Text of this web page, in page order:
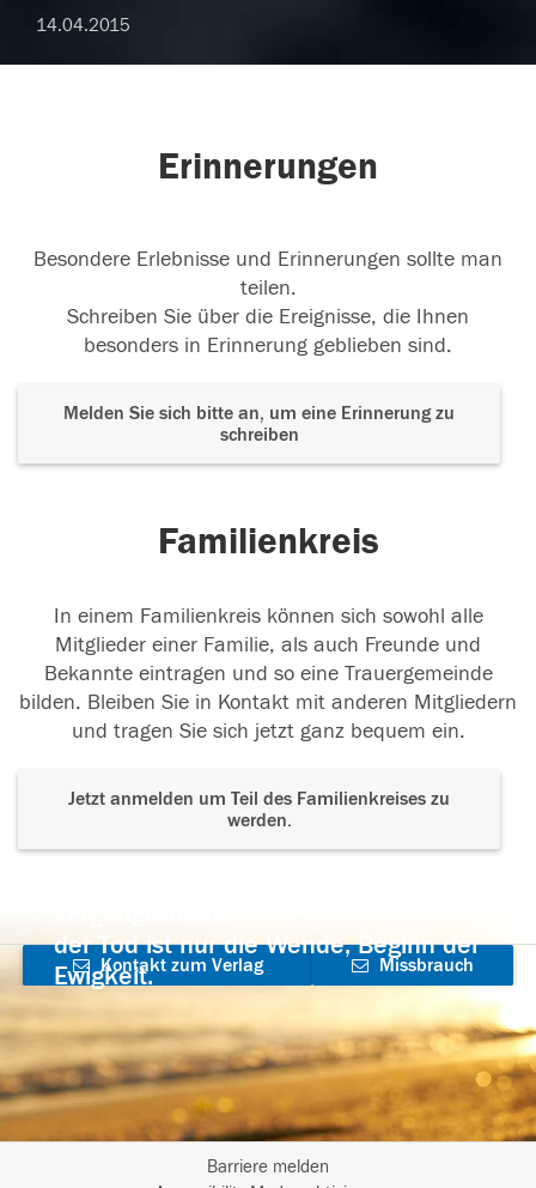
14.04.2015
Erinnerungen
Besondere Erlebnisse und Erinnerungen sollte man
teilen.
Schreiben Sie über die Ereignisse, die Ihnen
besonders in Erinnerung geblieben sind.
Melden Sie sich bitte an, um eine Erinnerung zu
schreiben
Familienkreis
In einem Familienkreis können sich sowohl alle
Mitglieder einer Familie, als auch Freunde und
Bekannte eintragen und so eine Trauergemeinde
bilden. Bleiben Sie in Kontakt mit anderen Mitgliedern
und tragen Sie sich jetzt ganz bequem ein.
Jetzt anmelden um Teil des Familienkreises zu
werden.
der Tod ist nur die Wende, Beginn der
Ewigkeit.
Kontakt zum Verlag
aufnehmen
Missbrauch
Barriere melden